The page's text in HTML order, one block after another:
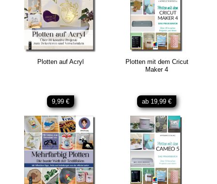
Plotten auf Acryl
9,99 €
Plotten mit dem Cricut
Maker 4
ab 19,99 €